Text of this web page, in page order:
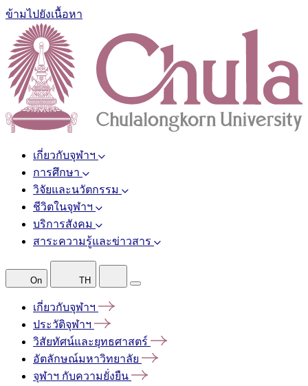
ข้ามไปยังเนื้อหา
เกี่ยวกับจุฬาฯ
การศึกษา
วิจัยและนวัตกรรม
ชีวิตในจุฬาฯ
บริการสังคม
สาระความรู้และข่าวสาร
On TH
เกี่ยวกับจุฬาฯ
ประวัติจุฬาฯ
วิสัยทัศน์และยุทธศาสตร์
อัตลักษณ์มหาวิทยาลัย
จุฬาฯ กับความยั่งยืน